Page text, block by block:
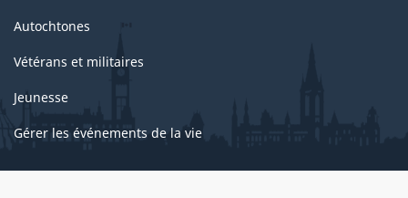
Autochtones
Vétérans et militaires
Jeunesse
Gérer les événements de la vie